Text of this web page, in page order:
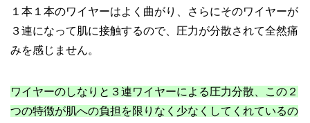
１本１本のワイヤーはよく曲がり、さらにそのワイヤーが
３連になって肌に接触するので、圧力が分散されて全然痛
みを感じません。
ワイヤーのしなりと３連ワイヤーによる圧力分散、この２
つの特徴が肌への負担を限りなく少なくしてくれているの